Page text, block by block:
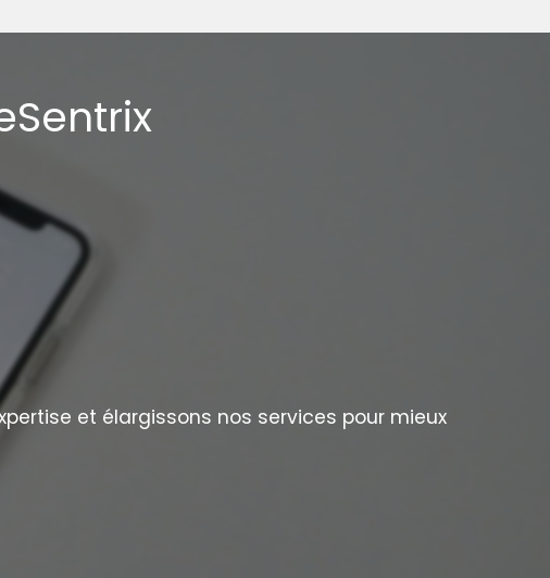
et élargissons nos services pour mieux